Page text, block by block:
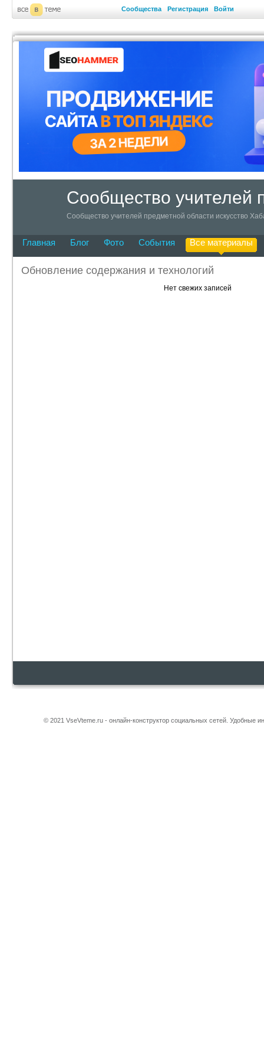
Сообщества Регистрация Войти
Сообщество учителей
Сообщество учителей предметной области искусство
Главная Блог Фото События Все материалы
Обновление содержания и технологий
Нет свежих записей
© 2021 VseVteme.ru - онлайн-конструктор социальных сетей. Удобные